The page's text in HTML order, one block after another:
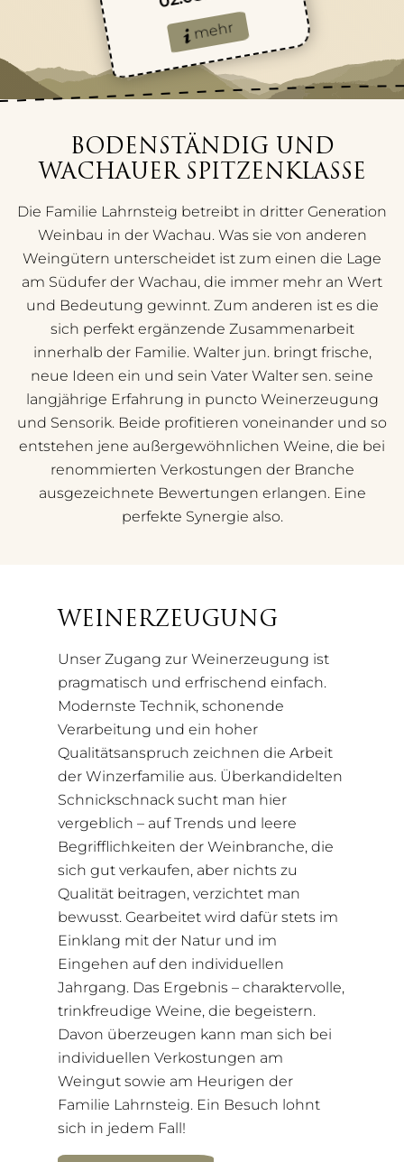
mehr
BODENSTÄNDIG UND
WACHAUER SPITZENKLASSE
Die Familie Lahrnsteig betreibt in dritter Generation
Weinbau in der Wachau. Was sie von anderen
Weingütern unterscheidet ist zum einen die Lage
am Südufer der Wachau, die immer mehr an Wert
und Bedeutung gewinnt. Zum anderen ist es die
sich perfekt ergänzende Zusammenarbeit
innerhalb der Familie. Walter jun. bringt frische,
neue Ideen ein und sein Vater Walter sen. seine
langjährige Erfahrung in puncto Weinerzeugung
und Sensorik. Beide profitieren voneinander und so
entstehen jene außergewöhnlichen Weine, die bei
renommierten Verkostungen der Branche
ausgezeichnete Bewertungen erlangen. Eine
perfekte Synergie also.
WEINERZEUGUNG
Unser Zugang zur Weinerzeugung ist
pragmatisch und erfrischend einfach.
Modernste Technik, schonende
Verarbeitung und ein hoher
Qualitätsanspruch zeichnen die Arbeit
der Winzerfamilie aus. Überkandidelten
Schnickschnack sucht man hier
vergeblich – auf Trends und leere
Begrifflichkeiten der Weinbranche, die
sich gut verkaufen, aber nichts zu
Qualität beitragen, verzichtet man
bewusst. Gearbeitet wird dafür stets im
Einklang mit der Natur und im
Eingehen auf den individuellen
Jahrgang. Das Ergebnis – charaktervolle,
trinkfreudige Weine, die begeistern.
Davon überzeugen kann man sich bei
individuellen Verkostungen am
Weingut sowie am Heurigen der
Familie Lahrnsteig. Ein Besuch lohnt
sich in jedem Fall!